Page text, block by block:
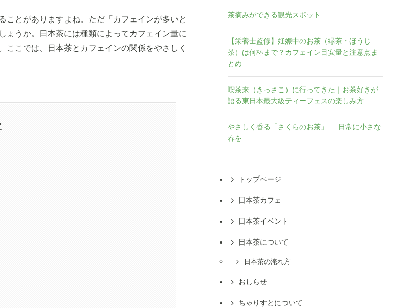
ことがありますよね。ただ「カフェインが多いと
ょうか。日本茶には種類によってカフェイン量に
こでは、日本茶とカフェインの関係をやさしく
茶摘みができる観光スポット
【栄養士監修】妊娠中のお茶（緑茶・ほうじ
茶）は何杯まで？カフェイン目安量と注意点ま
とめ
喫茶来（きっさこ）に行ってきた｜お茶好きが
語る東日本最大級ティーフェスの楽しみ方
やさしく香る「さくらのお茶」──日常に小さな
春を
トップページ
日本茶カフェ
日本茶イベント
日本茶について
日本茶の淹れ方
おしらせ
ちゃりすとについて